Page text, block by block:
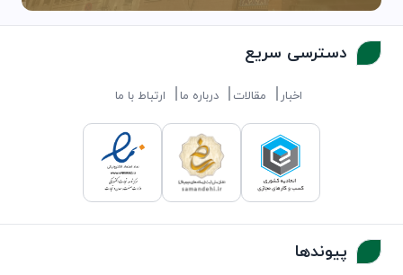
دسترسی سریع
اخبار مقالات درباره ما ارتباط با ما
پیوندها